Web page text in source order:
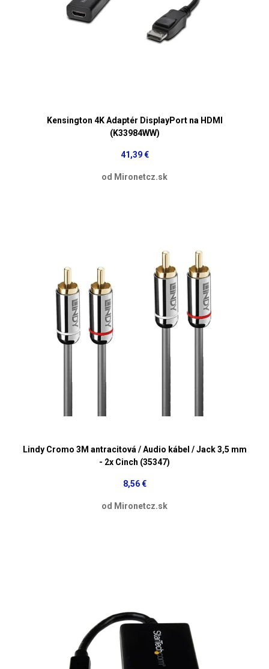
Kensington 4K Adaptér DisplayPort na HDMI
(K33984WW)
41,39 €
od Mironetcz.sk
Lindy Cromo 3M antracitová / Audio kábel / Jack 3,5 mm
- 2x Cinch (35347)
8,56 €
od Mironetcz.sk